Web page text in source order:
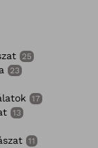
25
23
17
13
11